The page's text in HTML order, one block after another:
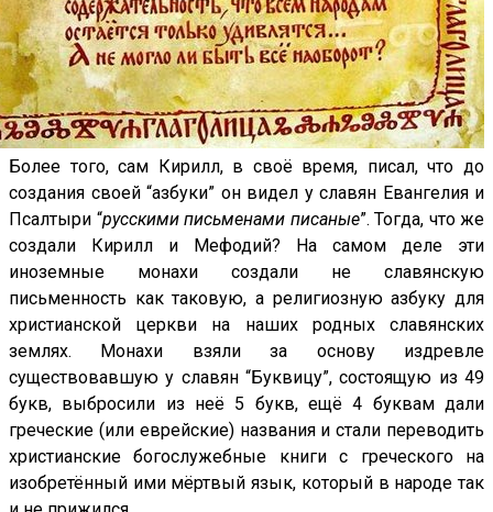
Более того, сам Кирилл, в своё время, писал, что до
создания своей “азбуки” он видел у славян Евангелия и
Псалтыри “русскими письменами писаные”. Тогда, что же
создали Кирилл и Мефодий? На самом деле эти
иноземные монахи создали не славянскую
письменность как таковую, а религиозную азбуку для
христианской церкви на наших родных славянских
землях. Монахи взяли за основу издревле
существовавшую у славян “Буквицу”, состоящую из 49
букв, выбросили из неё 5 букв, ещё 4 буквам дали
греческие (или еврейские) названия и стали переводить
христианские богослужебные книги с греческого на
изобретённый ими мёртвый язык, который в народе так